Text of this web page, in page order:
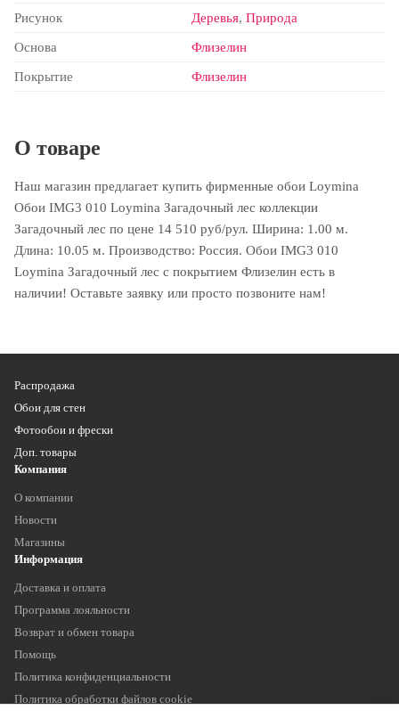
Рисунок Деревья, Природа
Основа Флизелин
Покрытие Флизелин
О товаре
Наш магазин предлагает купить фирменные обои Loymina
Обои IMG3 010 Loymina Загадочный лес коллекции
Загадочный лес по цене 14 510 руб/рул. Ширина: 1.00 м.
Длина: 10.05 м. Производство: Россия. Обои IMG3 010
Loymina Загадочный лес с покрытием Флизелин есть в
наличии! Оставьте заявку или просто позвоните нам!
Распродажа
Обои для стен
Фотообои и фрески
Доп. товары
Компания
О компании
Новости
Магазины
Информация
Доставка и оплата
Программа лояльности
Возврат и обмен товара
Помощь
Политика конфиденциальности
Политика обработки файлов cookie